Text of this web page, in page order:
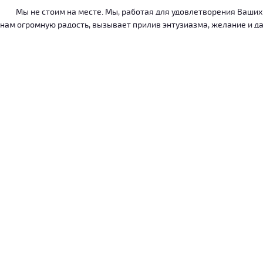
Мы не стоим на месте. Мы, работая для удовлетворения Ваших
нам огромную радость, вызывает прилив энтузиазма, желание и